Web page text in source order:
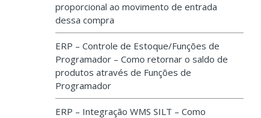
proporcional ao movimento de entrada
dessa compra
ERP – Controle de Estoque/Funções de
Programador – Como retornar o saldo de
produtos através de Funções de
Programador
ERP – Integração WMS SILT – Como